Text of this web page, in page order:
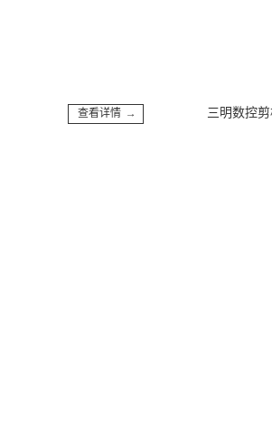
查看详情 → 三明数控剪板机